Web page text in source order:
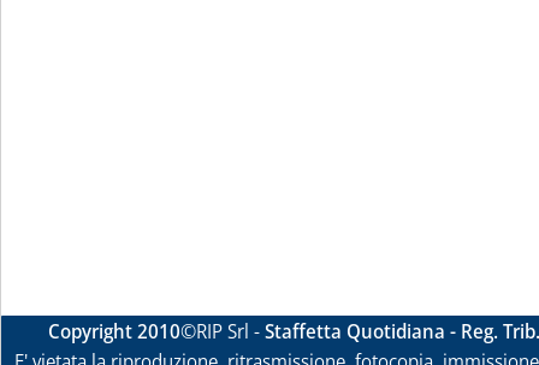
Copyright 2010©RIP Srl -Staffetta Quotidiana - Reg.